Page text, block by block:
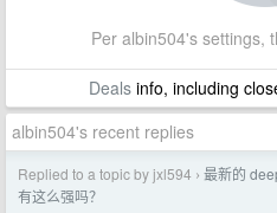
Per albin504's settings,
Dealsinfo, including
albin504's recent replies
Replied to a topic by jxl594 › 最新的
有这么强吗？